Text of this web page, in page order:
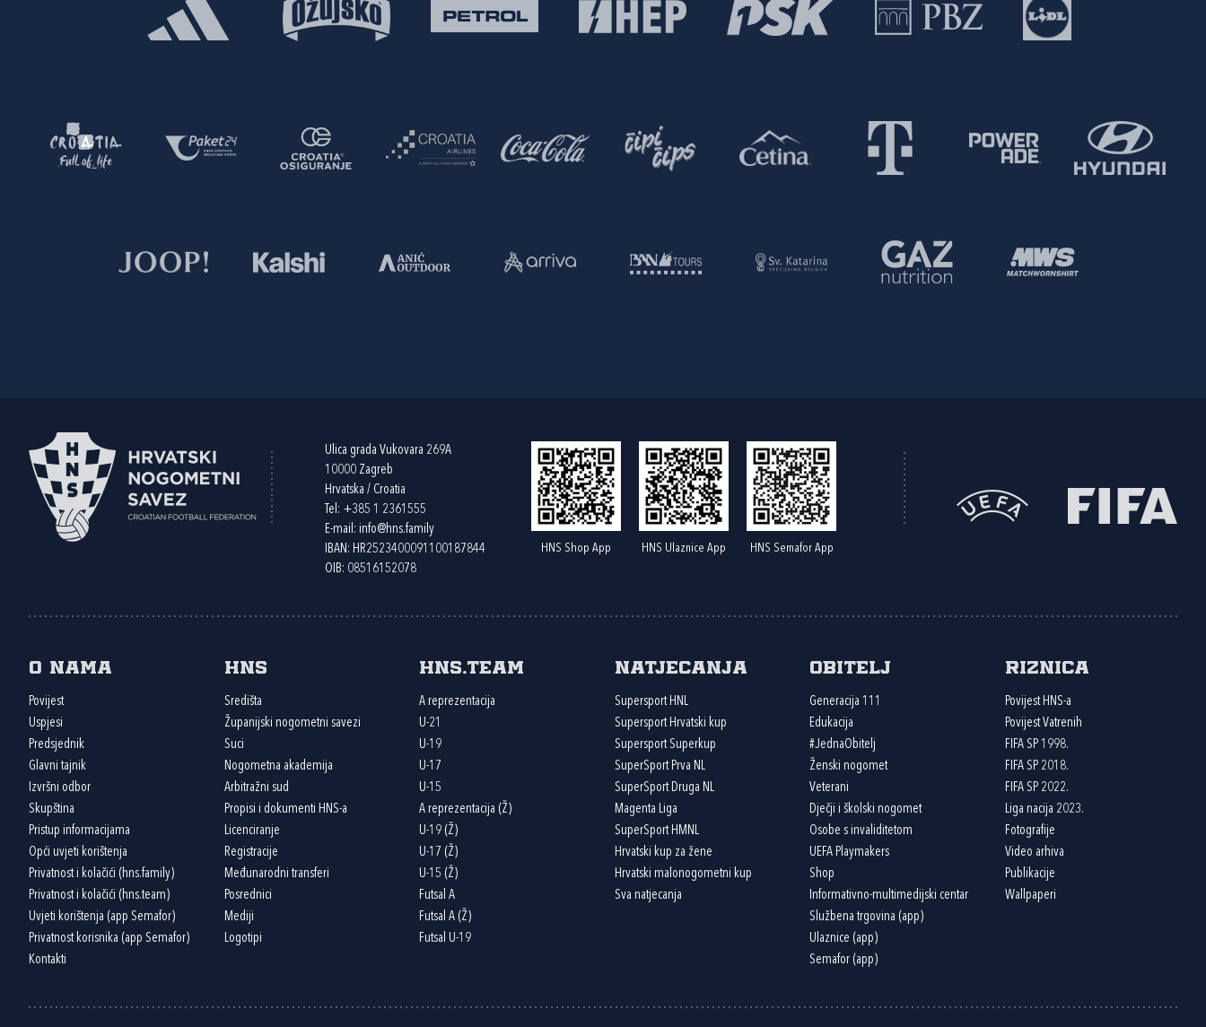
Ulica grada Vukovara 269A
10000 Zagreb
Hrvatska / Croatia
Tel: +385 1 2361555
E-mail: info@hns.family
IBAN: HR2523400091100187844
OIB: 08516152078
HNS Shop App HNS Ulaznice App HNS Semafor App
O nama
Povijest
Uspjesi
Predsjednik
Glavni tajnik
Izvršni odbor
Skupština
Pristup informacijama
Opći uvjeti korištenja
Privatnost i kolačići (hns.family)
Privatnost i kolačići (hns.team)
Uvjeti korištenja (app Semafor)
Privatnost korisnika (app Semafor)
Kontakti
HNS
Središta
Županijski nogometni savezi
Suci
Nogometna akademija
Arbitražni sud
Propisi i dokumenti HNS-a
Licenciranje
Registracije
Međunarodni transferi
Posrednici
Mediji
Logotipi
HNS.team
A reprezentacija
U-21
U-19
U-17
U-15
A reprezentacija (Ž)
U-19 (Ž)
U-17 (Ž)
U-15 (Ž)
Futsal A
Futsal A (Ž)
Futsal U-19
Natjecanja
Supersport HNL
Supersport Hrvatski kup
Supersport Superkup
SuperSport Prva NL
SuperSport Druga NL
Magenta Liga
SuperSport HMNL
Hrvatski kup za žene
Hrvatski malonogometni kup
Sva natjecanja
Obitelj
Generacija 111
Edukacija
#JednaObitelj
Ženski nogomet
Veterani
Dječji i školski nogomet
Osobe s invaliditetom
UEFA Playmakers
Shop
Informativno-multimedijski centar
Službena trgovina (app)
Ulaznice (app)
Semafor (app)
Riznica
Povijest HNS-a
Povijest Vatrenih
FIFA SP 1998.
FIFA SP 2018.
FIFA SP 2022.
Liga nacija 2023.
Fotografije
Video arhiva
Publikacije
Wallpaperi